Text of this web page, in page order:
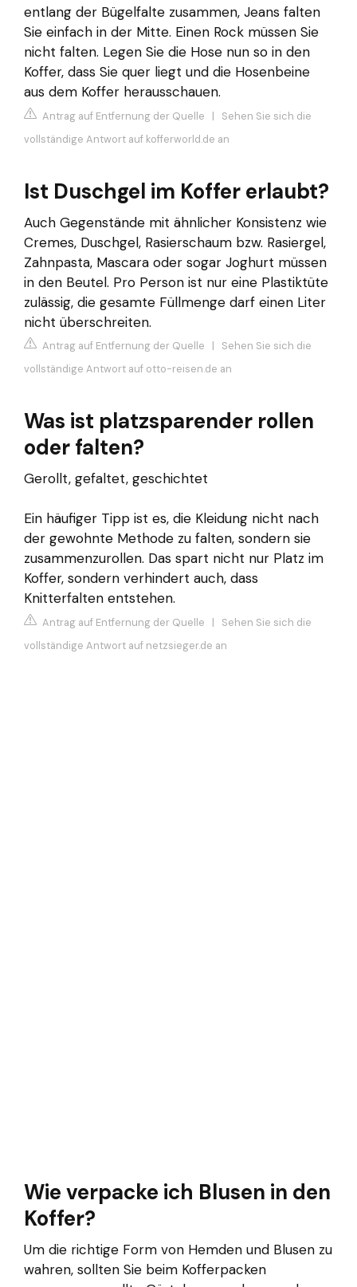
entlang der Bügelfalte zusammen, Jeans falten
Sie einfach in der Mitte. Einen Rock müssen Sie
nicht falten. Legen Sie die Hose nun so in den
Koffer, dass Sie quer liegt und die Hosenbeine
aus dem Koffer herausschauen.
Antrag auf Entfernung der Quelle | Sehen Sie sich die
vollständige Antwort auf kofferworld.de an
Ist Duschgel im Koffer erlaubt?
Auch Gegenstände mit ähnlicher Konsistenz wie
Cremes, Duschgel, Rasierschaum bzw. Rasiergel,
Zahnpasta, Mascara oder sogar Joghurt müssen
in den Beutel. Pro Person ist nur eine Plastiktüte
zulässig, die gesamte Füllmenge darf einen Liter
nicht überschreiten.
Antrag auf Entfernung der Quelle | Sehen Sie sich die
vollständige Antwort auf otto-reisen.de an
Was ist platzsparender rollen
oder falten?
Gerollt, gefaltet, geschichtet
Ein häufiger Tipp ist es, die Kleidung nicht nach
der gewohnte Methode zu falten, sondern sie
zusammenzurollen. Das spart nicht nur Platz im
Koffer, sondern verhindert auch, dass
Knitterfalten entstehen.
Antrag auf Entfernung der Quelle | Sehen Sie sich die
vollständige Antwort auf netzsieger.de an
Wie verpacke ich Blusen in den
Koffer?
Um die richtige Form von Hemden und Blusen zu
wahren, sollten Sie beim Kofferpacken